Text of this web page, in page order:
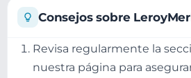
Consejos sobre
Revisa regularmente la
nuestra página para